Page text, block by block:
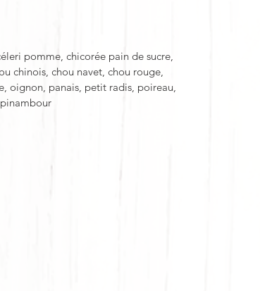
pomme, chicorée pain de sucre,
chinois, chou navet, chou rouge,
oignon, panais, petit radis, poireau,